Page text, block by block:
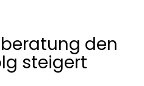
den
steigert